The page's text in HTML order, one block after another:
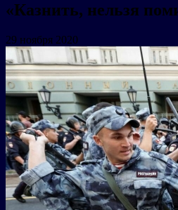
«Казнить, нельзя
29 ноября 2020